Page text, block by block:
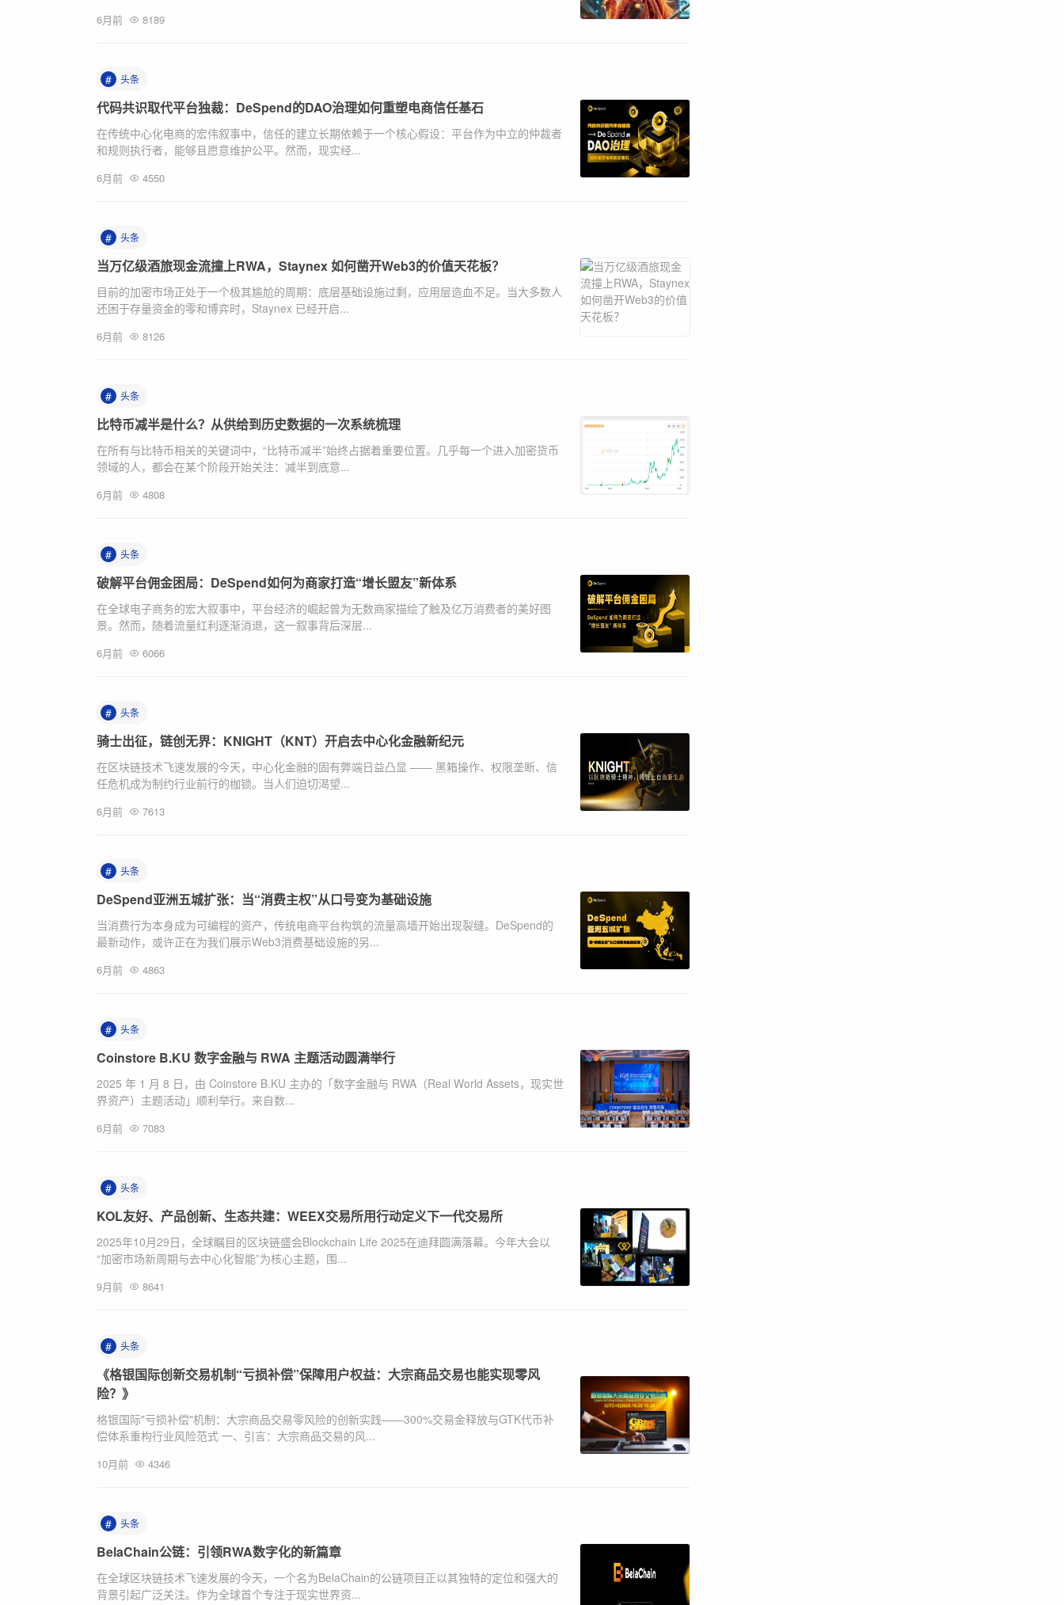
6月前 8189
# 头条
代码共识取代平台独裁：DeSpend的DAO治理如何重塑电商信任基石
在传统中心化电商的宏伟叙事中，信任的建立长期依赖于一个核心假设：平台作为中立的仲裁者
和规则执行者，能够且愿意维护公平。然而，现实经...
6月前 4550
# 头条
当万亿级酒旅现金流撞上RWA，Staynex 如何凿开Web3的价值天花板？
目前的加密市场正处于一个极其尴尬的周期：底层基础设施过剩，应用层造血不足。当大多数人
还困于存量资金的零和博弈时，Staynex 已经开启...
6月前 8126
# 头条
比特币减半是什么？从供给到历史数据的一次系统梳理
在所有与比特币相关的关键词中，“比特币减半”始终占据着重要位置。几乎每一个进入加密货币
领域的人，都会在某个阶段开始关注：减半到底意...
6月前 4808
# 头条
破解平台佣金困局：DeSpend如何为商家打造“增长盟友”新体系
在全球电子商务的宏大叙事中，平台经济的崛起曾为无数商家描绘了触及亿万消费者的美好图
景。然而，随着流量红利逐渐消退，这一叙事背后深层...
6月前 6066
# 头条
骑士出征，链创无界：KNIGHT（KNT）开启去中心化金融新纪元
在区块链技术飞速发展的今天，中心化金融的固有弊端日益凸显 —— 黑箱操作、权限垄断、信
任危机成为制约行业前行的枷锁。当人们迫切渴望...
6月前 7613
# 头条
DeSpend亚洲五城扩张：当“消费主权”从口号变为基础设施
当消费行为本身成为可编程的资产，传统电商平台构筑的流量高墙开始出现裂缝。DeSpend的
最新动作，或许正在为我们展示Web3消费基础设施的另...
6月前 4863
# 头条
Coinstore B.KU 数字金融与 RWA 主题活动圆满举行
2025 年 1 月 8 日，由 Coinstore B.KU 主办的「数字金融与 RWA（Real World Assets，现实世
界资产）主题活动」顺利举行。来自数...
6月前 7083
# 头条
KOL友好、产品创新、生态共建：WEEX交易所用行动定义下一代交易所
2025年10月29日，全球瞩目的区块链盛会Blockchain Life 2025在迪拜圆满落幕。今年大会以
“加密市场新周期与去中心化智能”为核心主题，围...
9月前 8641
# 头条
《格银国际创新交易机制“亏损补偿”保障用户权益：大宗商品交易也能实现零风
险？》
格银国际"亏损补偿"机制：大宗商品交易零风险的创新实践——300%交易金释放与GTK代币补
偿体系重构行业风险范式 一、引言：大宗商品交易的风...
10月前 4346
# 头条
BelaChain公链：引领RWA数字化的新篇章
在全球区块链技术飞速发展的今天，一个名为BelaChain的公链项目正以其独特的定位和强大的
背景引起广泛关注。作为全球首个专注于现实世界资...